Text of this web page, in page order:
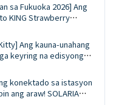
sa Fukuoka 2026] Ang
KING Strawberry
sa tag-init
Ang kauna-unahang
keyring na edisyong
restawran
konektado sa istasyon
SOLARIA